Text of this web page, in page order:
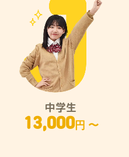
中学生
13,000円 〜